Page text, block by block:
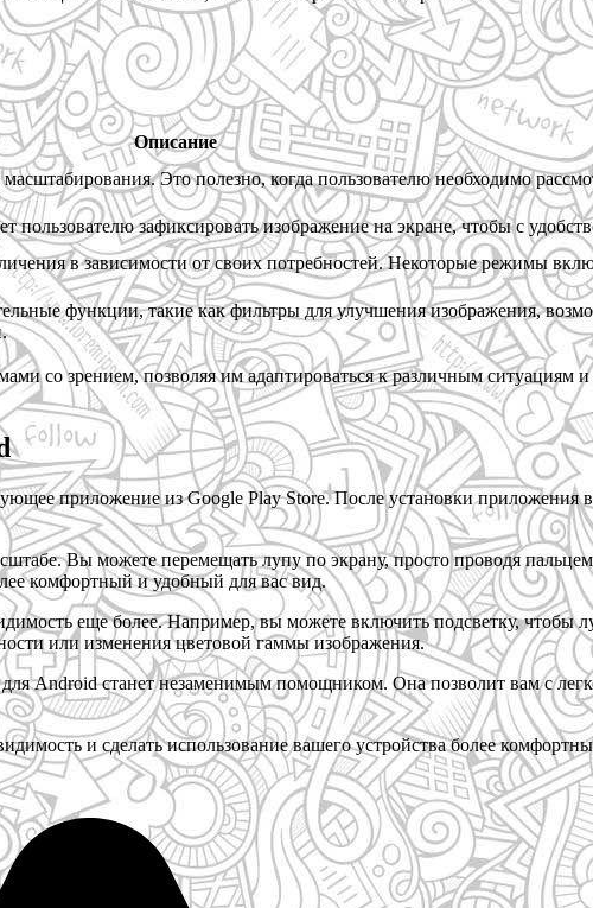
Описание
Это полезно, когда пользователю необходимо
пользователю зафиксировать изображение на экране, чтобы с
в зависимости от своих потребностей. Некоторые режимы
функции, такие как фильтры для улучшения изображения,
со зрением, позволяя им адаптироваться к различным ситуациям
приложение из Google Play Store. После установки приложения
Вы можете перемещать лупу по экрану, просто проводя
комфортный и удобный для вас вид.
еще более. Например, вы можете включить подсветку, чтобы
или изменения цветовой гаммы изображения.
Android станет незаменимым помощником. Она позволит вам с
и сделать использование вашего устройства более